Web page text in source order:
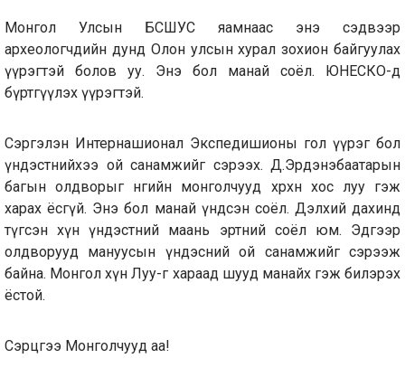
Монгол Улсын БСШУС яамнаас энэ сэдвээр
археологчдийн дунд Олон улсын хурал зохион байгуулах
үүрэгтэй болов уу. Энэ бол манай соёл. ЮНЕСКО-д
бүртгүүлэх үүрэгтэй.
Сэргэлэн Интернашионал Экспедишионы гол үүрэг бол
үндэстнийхээ ой санамжийг сэрээх. Д.Эрдэнэбаатарын
багын олдворыг өнөөгийн монголчууд хөөрхөн хос луу гэж
харах ёсгүй. Энэ бол манай үндсэн соёл. Дэлхий дахинд
түгсэн хүн үндэстний маань эртний соёл юм. Эдгээр
олдворууд мануусын үндэсний ой санамжийг сэрээж
байна. Монгол хүн Луу-г хараад шууд манайх гэж билэрэх
ёстой.
Сэрцгээ Монголчууд аа!